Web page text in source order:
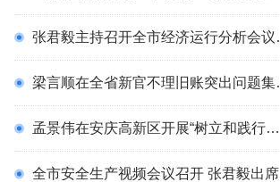
张君毅主持召开全市经济运行分析会议时强调 全力稳投资强招引优存量 确保完成上半年目标任务
梁言顺在全省新官不理旧账突出问题集中整治工作推进会上强调 提高政治站位坚持问题导向勇于刀刃向内 坚决把集中整治重点任务抓紧抓实抓出成效 王清宪主持 张西明出席
孟景伟在安庆高新区开展“树立和践行正确政绩观推动经济运行提质增效”专题调研时强调 坚定信心 攻坚克难 以正确政绩观推进腾笼换鸟凤凰涅槃
全市安全生产视频会议召开 张君毅出席并讲话